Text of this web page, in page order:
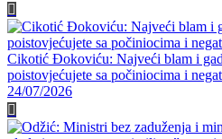
Cikotić Đokoviću: Najveći blam i
poistovjećujete sa počiniocima i
24/07/2026